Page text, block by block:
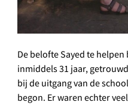
De belofte Sayed te
inmiddels 31 jaar,
bij de uitgang van de
begon. Er waren echter